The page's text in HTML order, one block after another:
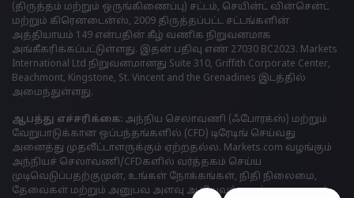
(திருத்தம் மற்றும் ஒருங்கிணைப்பு) சட்டம், செயின்ட் வின்சென்ட்
மற்றும் கிரெனடைன்ஸ், 2009 திருத்தப்பட்ட சட்டங்களின்
அத்தியாயம் 149 என்பதின் கீழ் வணிக நிறுவனமாக
அங்கீகரிக்கப்பட்டுள்ளது. இதன் பதிவு எண் 27030 BC2023. Markets
International Ltd நிறுவனமானது Suite 310, Griffith Corporate Center,
Beachmont, Kingstone, St. Vincent and the Grenadines இடத்தில்
அமைந்துள்ளது.
ஆபத்து எச்சரிக்கை: அந்நிய செலாவணி (ஃபோரக்ஸ்) மற்றும்
வேறுபாடுக்கான ஒப்பந்தங்களில் (CFD) டிரேடிங் செய்வது
அனைத்து முதலீட்டாளருக்கும் ஏற்றதல்ல. Markets.com வழங்கும்
அந்நியச் செலாவணி/CFDகளில் வர்த்தகம் செய்ய
முடிவெடுப்பதற்குமுன், உங்கள் நோக்கங்கள், நிதி நிலைமை,
தேவைகள் மற்றும் அனுபவ அளவு ஆகியவற்றைக் கவனமாகப்